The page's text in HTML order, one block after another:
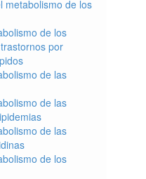
metabolismo de los
de los
por
de las
de las
de las
de los